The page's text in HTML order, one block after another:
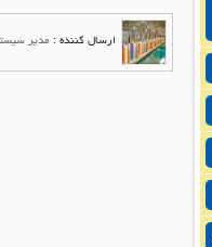
ارسال کننده : مدیر